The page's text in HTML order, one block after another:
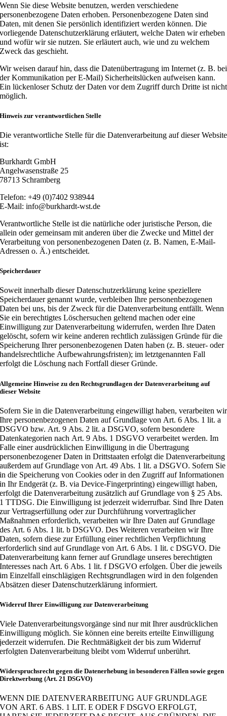
Wenn Sie diese Website benutzen, werden verschiedene
personenbezogene Daten erhoben. Personenbezogene Daten sind
Daten, mit denen Sie persönlich identifiziert werden können. Die
vorliegende Datenschutzerklärung erläutert, welche Daten wir erheben
und wofür wir sie nutzen. Sie erläutert auch, wie und zu welchem
Zweck das geschieht.
Wir weisen darauf hin, dass die Datenübertragung im Internet (z. B. bei
der Kommunikation per E-Mail) Sicherheitslücken aufweisen kann.
Ein lückenloser Schutz der Daten vor dem Zugriff durch Dritte ist nicht
möglich.
Hinweis zur verantwortlichen Stelle
Die verantwortliche Stelle für die Datenverarbeitung auf dieser Website
ist:
Burkhardt GmbH
Angelwasenstraße 25
78713 Schramberg
Telefon: +49 (0)7402 938944
E-Mail: info@burkhardt-wst.de
Verantwortliche Stelle ist die natürliche oder juristische Person, die
allein oder gemeinsam mit anderen über die Zwecke und Mittel der
Verarbeitung von personenbezogenen Daten (z. B. Namen, E-Mail-
Adressen o. Ä.) entscheidet.
Speicherdauer
Soweit innerhalb dieser Datenschutzerklärung keine speziellere
Speicherdauer genannt wurde, verbleiben Ihre personenbezogenen
Daten bei uns, bis der Zweck für die Datenverarbeitung entfällt. Wenn
Sie ein berechtigtes Löschersuchen geltend machen oder eine
Einwilligung zur Datenverarbeitung widerrufen, werden Ihre Daten
gelöscht, sofern wir keine anderen rechtlich zulässigen Gründe für die
Speicherung Ihrer personenbezogenen Daten haben (z. B. steuer- oder
handelsrechtliche Aufbewahrungsfristen); im letztgenannten Fall
erfolgt die Löschung nach Fortfall dieser Gründe.
Allgemeine Hinweise zu den Rechtsgrundlagen der Datenverarbeitung auf
dieser Website
Sofern Sie in die Datenverarbeitung eingewilligt haben, verarbeiten wir
Ihre personenbezogenen Daten auf Grundlage von Art. 6 Abs. 1 lit. a
DSGVO bzw. Art. 9 Abs. 2 lit. a DSGVO, sofern besondere
Datenkategorien nach Art. 9 Abs. 1 DSGVO verarbeitet werden. Im
Falle einer ausdrücklichen Einwilligung in die Übertragung
personenbezogener Daten in Drittstaaten erfolgt die Datenverarbeitung
außerdem auf Grundlage von Art. 49 Abs. 1 lit. a DSGVO. Sofern Sie
in die Speicherung von Cookies oder in den Zugriff auf Informationen
in Ihr Endgerät (z. B. via Device-Fingerprinting) eingewilligt haben,
erfolgt die Datenverarbeitung zusätzlich auf Grundlage von § 25 Abs.
1 TTDSG. Die Einwilligung ist jederzeit widerrufbar. Sind Ihre Daten
zur Vertragserfüllung oder zur Durchführung vorvertraglicher
Maßnahmen erforderlich, verarbeiten wir Ihre Daten auf Grundlage
des Art. 6 Abs. 1 lit. b DSGVO. Des Weiteren verarbeiten wir Ihre
Daten, sofern diese zur Erfüllung einer rechtlichen Verpflichtung
erforderlich sind auf Grundlage von Art. 6 Abs. 1 lit. c DSGVO. Die
Datenverarbeitung kann ferner auf Grundlage unseres berechtigten
Interesses nach Art. 6 Abs. 1 lit. f DSGVO erfolgen. Über die jeweils
im Einzelfall einschlägigen Rechtsgrundlagen wird in den folgenden
Absätzen dieser Datenschutzerklärung informiert.
Widerruf Ihrer Einwilligung zur Datenverarbeitung
Viele Datenverarbeitungsvorgänge sind nur mit Ihrer ausdrücklichen
Einwilligung möglich. Sie können eine bereits erteilte Einwilligung
jederzeit widerrufen. Die Rechtmäßigkeit der bis zum Widerruf
erfolgten Datenverarbeitung bleibt vom Widerruf unberührt.
Widerspruchsrecht gegen die Datenerhebung in besonderen Fällen sowie gegen
Direktwerbung (Art. 21 DSGVO)
WENN DIE DATENVERARBEITUNG AUF GRUNDLAGE
VON ART. 6 ABS. 1 LIT. E ODER F DSGVO ERFOLGT,